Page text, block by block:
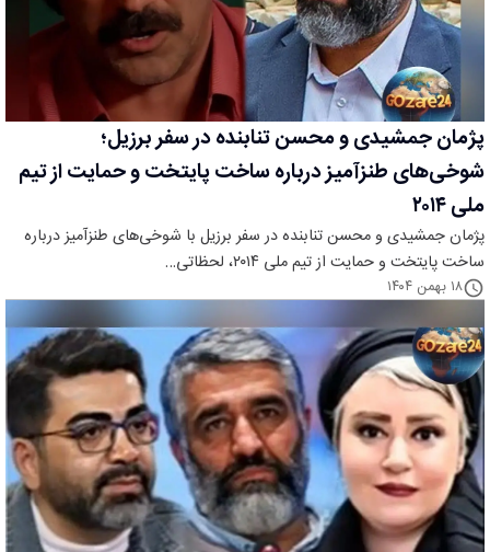
پژمان جمشیدی و محسن تنابنده در سفر برزیل؛
شوخی‌های طنزآمیز درباره ساخت پایتخت و حمایت از تیم
ملی ۲۰۱۴
پژمان جمشیدی و محسن تنابنده در سفر برزیل با شوخی‌های طنزآمیز درباره
ساخت پایتخت و حمایت از تیم ملی ۲۰۱۴، لحظاتی…
۱۸ بهمن ۱۴۰۴